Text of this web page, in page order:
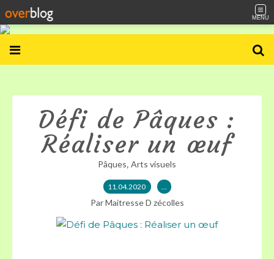
MENU
Défi de Pâques :
Réaliser un œuf
Pâques, Arts visuels
11.04.2020 …
Par Maitresse D zécolles